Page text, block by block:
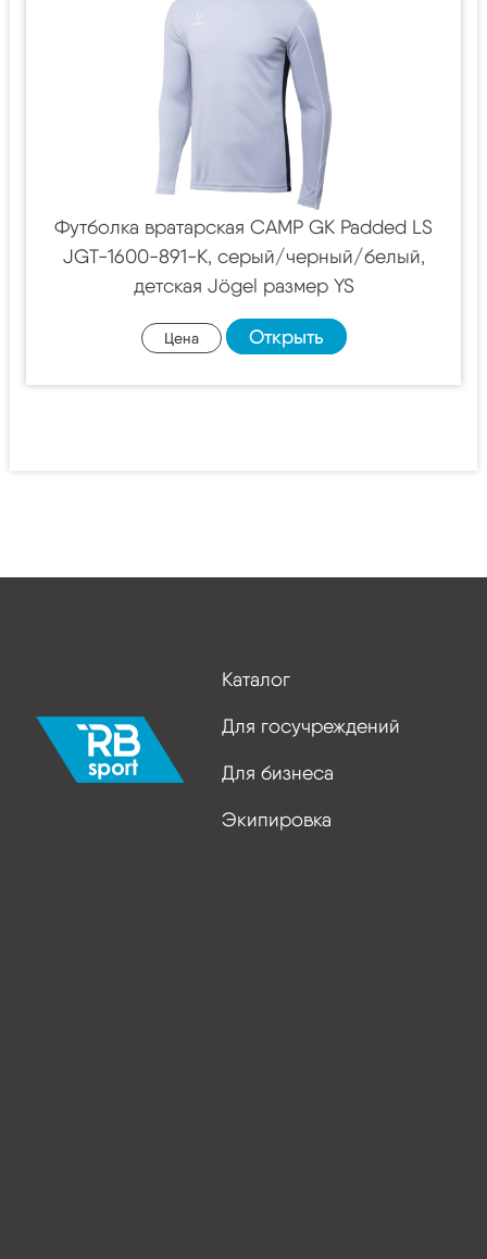
Футболка вратарская CAMP GK Padded LS
JGT-1600-891-K, серый/черный/белый,
детская Jögel размер YS
Цена Открыть
Каталог
Для госучреждений
Для бизнеса
Экипировка